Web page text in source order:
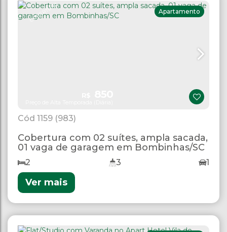
COBERTURA
1159 (983)
Apartamento
Cobertura com 02 suítes, ampla sacada,
01 vaga de garagem em Bombinhas/SC
2 3 1
Ver mais